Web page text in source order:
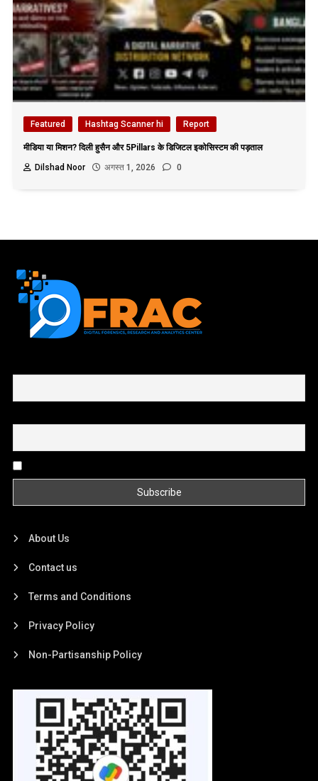
Featured Hashtag Scanner hi Report
मीडिया या मिशन? दिली हुसैन और 5Pillars के डिजिटल इकोसिस्टम की पड़ताल
Dilshad Noor
अगस्त 1, 2026 0
About Us
Contact us
Terms and Conditions
Privacy Policy
Non-Partisanship Policy